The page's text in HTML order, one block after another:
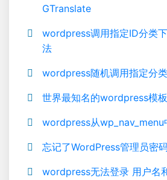
GTranslate
wordpress调用指定ID分类
法
wordpress随机调用指定分
世界最知名的wordpress模板
wordpress从wp_nav_menu
忘记了WordPress管理员密
wordpress无法登录 用户名